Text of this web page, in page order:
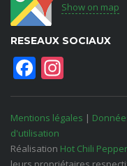
Show on map
RESEAUX SOCIAUX
Facebook
Mentions légales |
d'utilisation
Réalisation Hot Chili Pepper